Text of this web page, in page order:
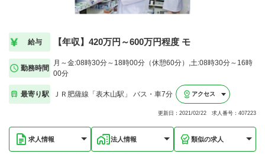
給与 【年収】420万円～600万円程度 モ
勤務時間
月～金:08時30分～18時00分（休憩60分）,土:08時30分～16時
00分
最寄り駅 ＪＲ肥薩線「表木山駅」 バス・車7分 アクセス
更新日：2021/02/22 求人番号：407223
求人情報 法人情報 類似の求人